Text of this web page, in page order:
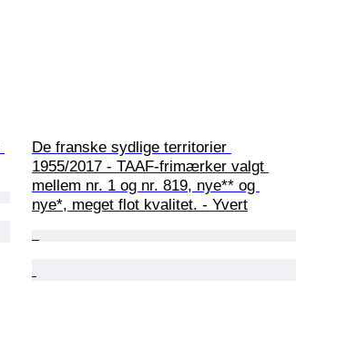
De franske sydlige territorier
1955/2017 - TAAF-frimærker valgt
mellem nr. 1 og nr. 819, nye** og
nye*, meget flot kvalitet. - Yvert